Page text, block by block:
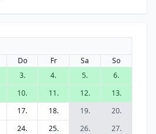
Do Fr Sa
So
3. 4. 5.
6.
10. 11. 12.
13.
17. 18. 19.
20.
24. 25. 26.
27.